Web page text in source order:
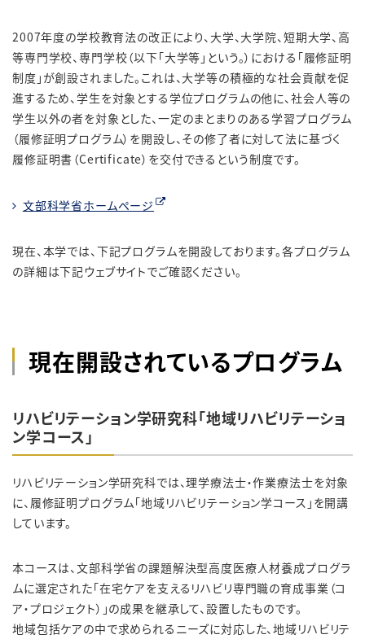
2007年度の学校教育法の改正により、大学、大学院、短期大学、高
等専門学校、専門学校（以下「大学等」という。）における「履修証明
制度」が創設されました。これは、大学等の積極的な社会貢献を促
進するため、学生を対象とする学位プログラムの他に、社会人等の
学生以外の者を対象とした、一定のまとまりのある学習プログラム
（履修証明プログラム）を開設し、その修了者に対して法に基づく
履修証明書（Certificate）を交付できるという制度です。
文部科学省ホームページ
現在、本学では、下記プログラムを開設しております。各プログラム
の詳細は下記ウェブサイトでご確認ください。
現在開設されているプログラム
リハビリテーション学研究科「地域リハビリテーショ
ン学コース」
リハビリテーション学研究科では、理学療法士・作業療法士を対象
に、履修証明プログラム「地域リハビリテーション学コース」を開講
しています。
本コースは、文部科学省の課題解決型高度医療人材養成プログラ
ムに選定された「在宅ケアを支えるリハビリ専門職の育成事業（コ
ア・プロジェクト）」の成果を継承して、設置したものです。
地域包括ケアの中で求められるニーズに対応した、地域リハビリテ